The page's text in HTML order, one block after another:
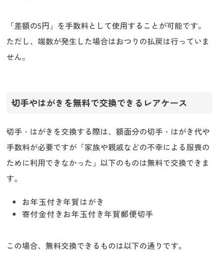
「差額の5円」を手数料として使用することが可能です。
ただし、端数が発生した場合はおつりの払戻は行っていま
せん。
切手やはがきを無料で交換できるレアケース
切手・はがきを交換する際は、額面分の切手・はがき代や
手数料が必要ですが「家族や親戚などの不幸による服喪の
ために利用できなかった」以下のものは無料で交換できま
す。
お年玉付き年賀はがき
寄付金付きお年玉付き年賀郵便切手
この場合、無料交換できるものは以下の通りです。